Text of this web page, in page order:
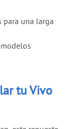
para una larga
tu Vivo